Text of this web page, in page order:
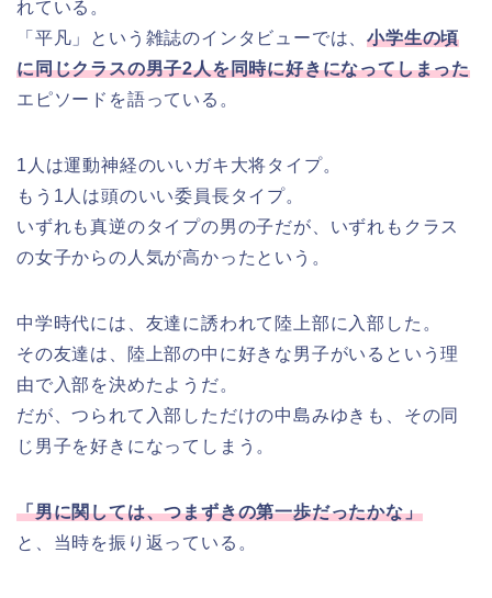
れている。
「平凡」という雑誌のインタビューでは、小学生の頃
に同じクラスの男子2人を同時に好きになってしまった
エピソードを語っている。
1人は運動神経のいいガキ大将タイプ。
もう1人は頭のいい委員長タイプ。
いずれも真逆のタイプの男の子だが、いずれもクラス
の女子からの人気が高かったという。
中学時代には、友達に誘われて陸上部に入部した。
その友達は、陸上部の中に好きな男子がいるという理
由で入部を決めたようだ。
だが、つられて入部しただけの中島みゆきも、その同
じ男子を好きになってしまう。
「男に関しては、つまずきの第一歩だったかな」
と、当時を振り返っている。